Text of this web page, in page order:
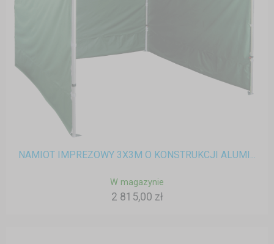
NAMIOT IMPREZOWY 3X3M O KONSTRUKCJI ALUMI...
W magazynie
2 815,00 zł